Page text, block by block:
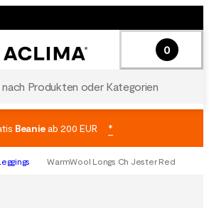
nach Produkten oder Kategorien
0
Beanieab 200 EUR *
WarmWool Longs Ch Jester Red